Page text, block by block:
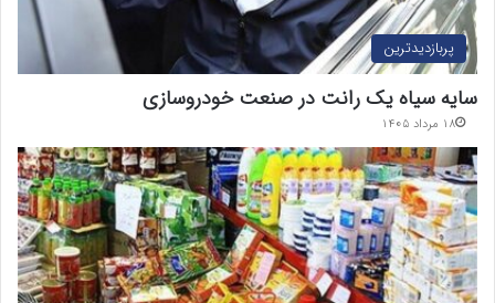
پربازدیدترین
سایه سیاه یک رانت در صنعت خودروسازی
۱۸ مرداد ۱۴۰۵